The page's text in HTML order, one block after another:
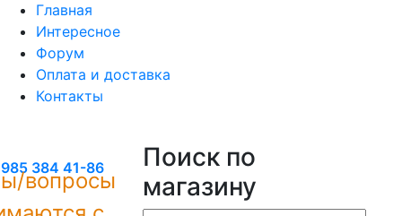
Главная
Интересное
Форум
Оплата и доставка
Контакты
384 41-86
вопросы
Поиск по
магазину